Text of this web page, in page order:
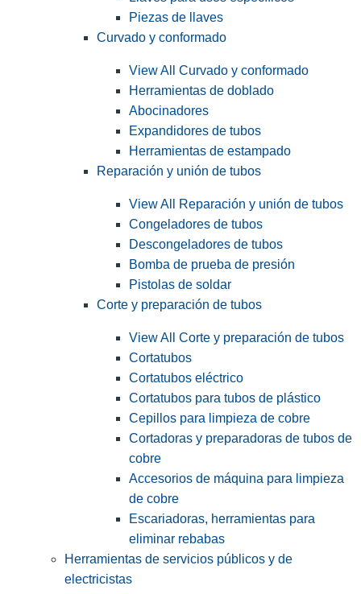
Piezas de llaves
Curvado y conformado
View All Curvado y conformado
Herramientas de doblado
Abocinadores
Expandidores de tubos
Herramientas de estampado
Reparación y unión de tubos
View All Reparación y unión de tubos
Congeladores de tubos
Descongeladores de tubos
Bomba de prueba de presión
Pistolas de soldar
Corte y preparación de tubos
View All Corte y preparación de tubos
Cortatubos
Cortatubos eléctrico
Cortatubos para tubos de plástico
Cepillos para limpieza de cobre
Cortadoras y preparadoras de tubos de
cobre
Accesorios de máquina para limpieza
de cobre
Escariadoras, herramientas para
eliminar rebabas
Herramientas de servicios públicos y de
electricistas